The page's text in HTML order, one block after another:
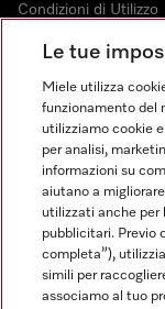
Condizioni di Utilizzo
Dichiarazione di
Legge sui servizi
Impostazioni dei
FINANZIAMENTO
ZERO
Le tue
Miele utilizza
funzionamento del
utilizziamo cookie
per analisi,
informazioni su
aiutano a
utilizzati anche per
pubblicitari. Previo
completa”),
simili per
associamo al tuo